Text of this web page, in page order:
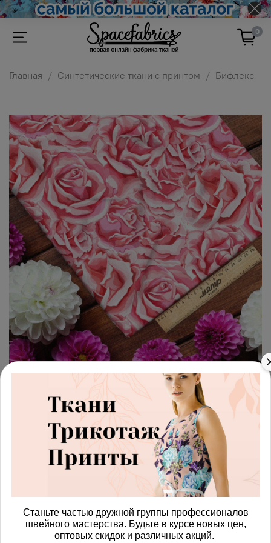
0
Главная Синтетические ткани с принтом Бифлекс
арт.4287396_biflex
Ткань бифлекс розы с розами
Получить доступ к оптовым ценам
697.00 руб
В корзину
Изменить масштаб
Станьте частью дружной группы профессионалов
швейного мастерства. Будьте в курсе новых цен,
оптовых скидок и различных акций.